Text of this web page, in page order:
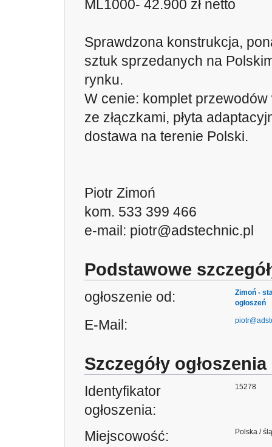
ML1000- 42.900 zł netto
Sprawdzona konstrukcja,
sztuk sprzedanych na
rynku.
W cenie: komplet przewodów
ze złączkami, płyta
dostawa na terenie Polski.
Piotr Zimoń
kom. 533 399 466
e-mail: piotr@adstechnic.pl
Podstawowe
ogłoszenie od:
Zimoń -
ogłoszeń
E-Mail:
Szczegóły ogłoszenia
Identyfikator
ogłoszenia:
15278
Miejscowość: Polska /